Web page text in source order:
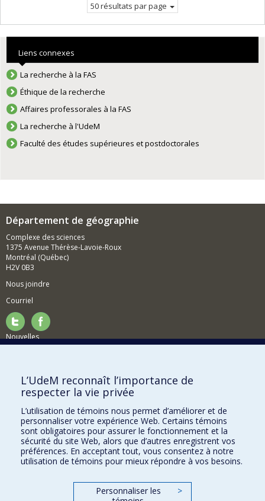
50 résultats par page
Liens connexes
La recherche à la FAS
Éthique de la recherche
Affaires professorales à la FAS
La recherche à l'UdeM
Faculté des études supérieures et postdoctorales
Département de géographie
Complexe des sciences
1375 Avenue Thérèse-Lavoie-Roux
Montréal (Québec)
H2V 0B3
Nous joindre
Courriel
Nouvelles
Comment soutenir le Département?
BESOIN D'AIDE?
Plan du site
Signaler une erreur
Accessibilité
FACULTÉ DES ARTS ET DES SCIENCES
Nos départements et écoles
L’UdeM reconnaît l’importance de
respecter la vie privée
L’utilisation de témoins nous permet d’améliorer et de
personnaliser votre expérience Web. Certains témoins
sont obligatoires pour assurer le fonctionnement et la
sécurité du site Web, alors que d’autres enregistrent vos
préférences. En acceptant tout, vous consentez à notre
utilisation de témoins pour mieux répondre à vos besoins.
Personnaliser les
>